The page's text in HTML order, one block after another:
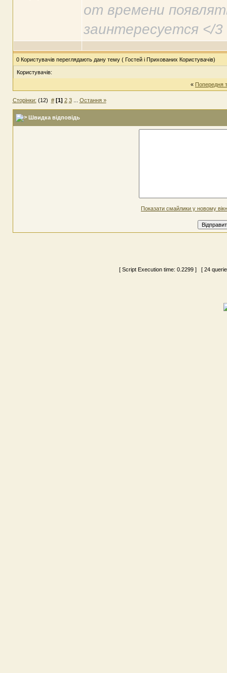
от времени
заинтересуется </3
0 Користувачів переглядають дану тему ( Гостей і Прихованих Користувачів)
Користувачів:
« Попередня
Сторінки: (12) # [1] 2 3... Остання »
Швидка відповідь
Показати смайлики у новому
[ Script Execution time: 0.2299 ] [ 24